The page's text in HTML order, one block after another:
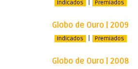
Indicados | Premiados
Globo de Ouro | 2009
Indicados | Premiados
Globo de Ouro | 2008